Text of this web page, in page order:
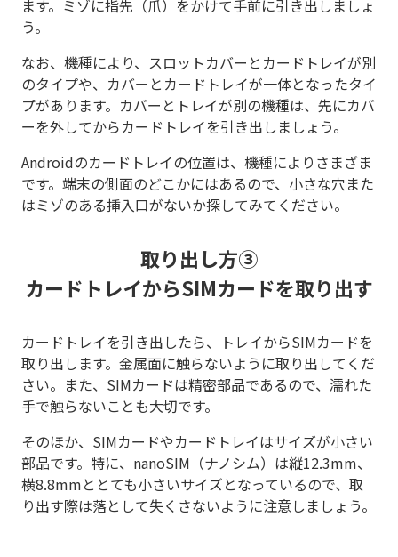
ます。ミゾに指先（爪）をかけて手前に引き出しましょ
う。
なお、機種により、スロットカバーとカードトレイが別
のタイプや、カバーとカードトレイが一体となったタイ
プがあります。カバーとトレイが別の機種は、先にカバ
ーを外してからカードトレイを引き出しましょう。
Androidのカードトレイの位置は、機種によりさまざま
です。端末の側面のどこかにはあるので、小さな穴また
はミゾのある挿入口がないか探してみてください。
取り出し方③
カードトレイからSIMカードを取り出す
カードトレイを引き出したら、トレイからSIMカードを
取り出します。金属面に触らないように取り出してくだ
さい。また、SIMカードは精密部品であるので、濡れた
手で触らないことも大切です。
そのほか、SIMカードやカードトレイはサイズが小さい
部品です。特に、nanoSIM（ナノシム）は縦12.3mm、
横8.8mmととても小さいサイズとなっているので、取
り出す際は落として失くさないように注意しましょう。